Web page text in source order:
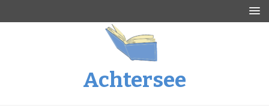
Achtersee